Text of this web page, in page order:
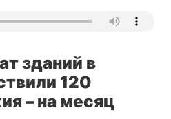
зданий в
120
– на месяц